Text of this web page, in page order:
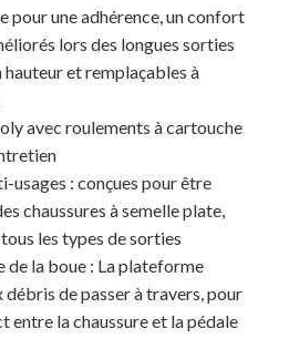
pour une adhérence, un confort
lors des longues sorties
et remplaçables à
avec roulements à cartouche
usages : conçues pour être
chaussures à semelle plate,
les types de sorties
de la boue : La plateforme
de passer à travers, pour
entre la chaussure et la pédale